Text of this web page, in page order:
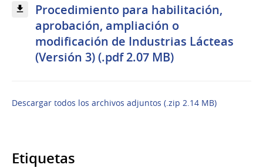
Procedimiento para habilitación,
aprobación, ampliación o
modificación de Industrias Lácteas
(Versión 3) (.pdf 2.07 MB)
Descargar todos los archivos adjuntos (.zip 2.14 MB)
Etiquetas